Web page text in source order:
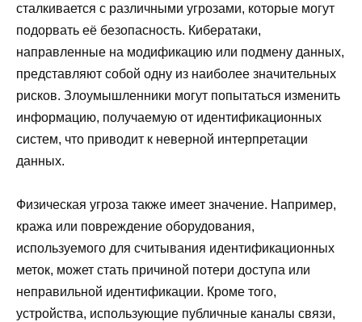
сталкивается с различными угрозами, которые могут
подорвать её безопасность. Кибератаки,
направленные на модификацию или подмену данных,
представляют собой одну из наиболее значительных
рисков. Злоумышленники могут попытаться изменить
информацию, получаемую от идентификационных
систем, что приводит к неверной интерпретации
данных.
Физическая угроза также имеет значение. Например,
кража или повреждение оборудования,
используемого для считывания идентификационных
меток, может стать причиной потери доступа или
неправильной идентификации. Кроме того,
устройства, использующие публичные каналы связи,